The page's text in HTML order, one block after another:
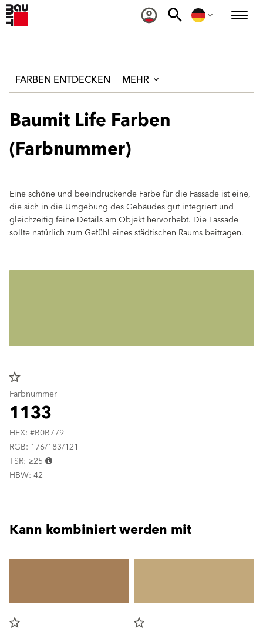
FARBEN ENTDECKEN MEHR
Baumit Life Farben
(Farbnummer)
Eine schöne und beeindruckende Farbe für die Fassade ist eine,
die sich in die Umgebung des Gebäudes gut integriert und
gleichzeitig feine Details am Objekt hervorhebt. Die Fassade
sollte natürlich zum Gefühl eines städtischen Raums beitragen.
star_border
Farbnummer
1133
HEX: #B0B779
RGB: 176/183/121
TSR: ≥25
HBW: 42
Kann kombiniert werden mit
star_border
star_border